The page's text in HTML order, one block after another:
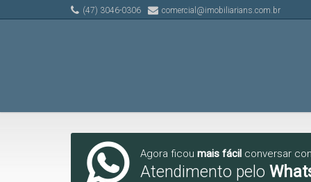
(47) 3046-0306 comercial@imobiliarians.com.br
Agora ficou mais fácil conversar
Atendimento pelo